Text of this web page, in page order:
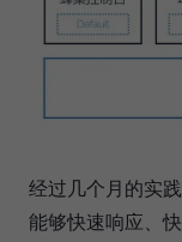
经过几个月的实
能够快速响应、